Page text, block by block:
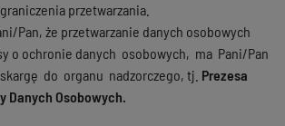
przetwarzania.
Pan, że przetwarzanie danych osobowych
o ochronie danych osobowych, ma Pani/Pan
do organu nadzorczego, tj. Prezesa
Danych Osobowych.